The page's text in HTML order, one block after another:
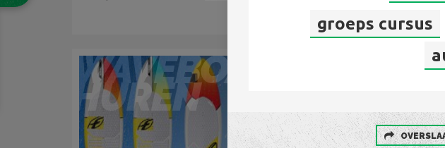
WAVEBOARD
HUREN
KITE
groeps cursus